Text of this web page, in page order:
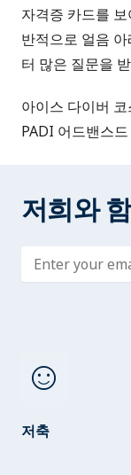
자격증 카드를
반적으로 얼음
터 많은 질문을
아이스 다이버
PADI 어드밴스
저희와
Enter address
sentiment_satisfied
저축